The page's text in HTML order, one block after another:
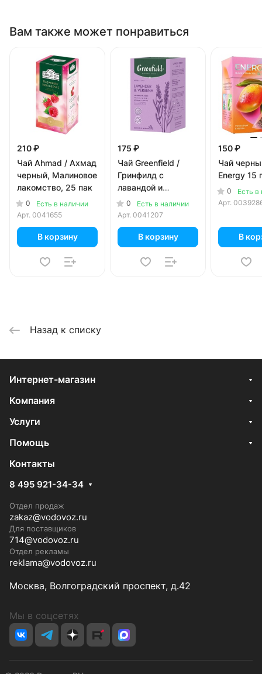
Вам также может понравиться
210 ₽
Чай Ahmad / Ахмад
черный, Малиновое
лакомство, 25 пак
0
Есть в наличии
Арт. 0041655
В корзину
175 ₽
Чай Greenfield /
Гринфилд с
лавандой и
вербеной Lavender
& Verbena 20 пир
0
Есть в наличии
Арт. 0041207
В корзину
150 ₽
Чай
Energy 15
0
Есть в
Арт.
В
Назад к списку
Интернет-магазин
Компания
Услуги
Помощь
Контакты
8 495 921-34-34
Отдел продаж
zakaz@vodovoz.ru
Для поставщиков
714@vodovoz.ru
Отдел рекламы
reklama@vodovoz.ru
Москва, Волгоградский проспект, д.42
Мы в соцсетях